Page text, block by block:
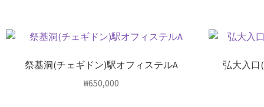
祭基洞(チェギドン)駅オフィステルA
₩650,000
弘大入口